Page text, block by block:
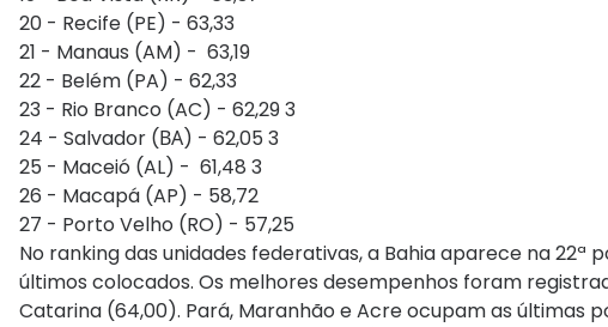
20 - Recife (PE) - 63,33
21 - Manaus (AM) - 63,19
22 - Belém (PA) - 62,33
23 - Rio Branco (AC) - 62,29 3
24 - Salvador (ΒΑ) - 62,05 3
25 - Maceió (AL) - 61,48 3
26 - Macapá (AP) - 58,72
27 - Porto Velho (RO) - 57,25
No ranking das unidades federativas, a Bahia aparece na
últimos colocados. Os melhores desempenhos foram
Catarina (64,00). Pará, Maranhão e Acre ocupam as últimas